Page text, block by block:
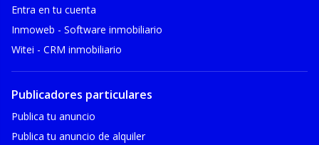
Entra en tu cuenta
Inmoweb - Software inmobiliario
Witei - CRM inmobiliario
Publicadores particulares
Publica tu anuncio
Publica tu anuncio de alquiler